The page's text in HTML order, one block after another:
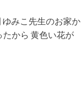
みこ先生のお家か
から 黄色い花が